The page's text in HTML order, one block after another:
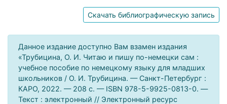
Скачать библиографическую запись
Данное издание доступно Вам взамен издания
«Трубицина, О. И. Читаю и пишу по-немецки сам :
учебное пособие по немецкому языку для младших
школьников / О. И. Трубицина. — Санкт-Петербург :
КАРО, 2022. — 208 c. — ISBN 978-5-9925-0813-0. —
Текст : электронный // Электронный ресурс